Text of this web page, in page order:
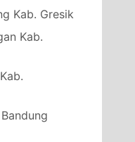
Kab. Gresik
Kab.